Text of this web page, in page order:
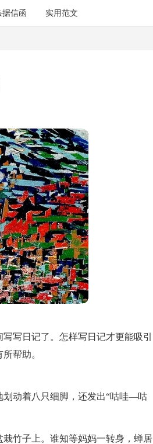
据信函 实用范文
写日记了。怎样写日记才更能吸引
帮助。
划动着八只细脚，还发出“咕哇—咕
竹子上。谁知等妈妈一转身，蝉居